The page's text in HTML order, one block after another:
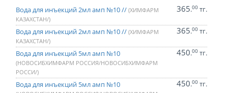
Вода для инъекций 2мл амп №10 // (ХИМФАРМ
КАЗАХСТАН/)
365.00 тг.
Вода для инъекций 2мл амп №10 // (ХИМФАРМ
КАЗАХСТАН/)
365.00 тг.
Вода для инъекций 5мл амп №10
(НОВОСИБХИМФАРМ РОССИЯ/НОВОСИБХИМФАРМ
РОССИ/)
450.00 тг.
Вода для инъекций 5мл амп №10 450.00 тг.